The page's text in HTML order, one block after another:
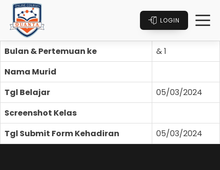
LOGIN
Bulan & Pertemuan ke
& 1
Nama Murid
Tgl Belajar
05/03/2024
Screenshot Kelas
Tgl Submit Form Kehadiran
05/03/2024